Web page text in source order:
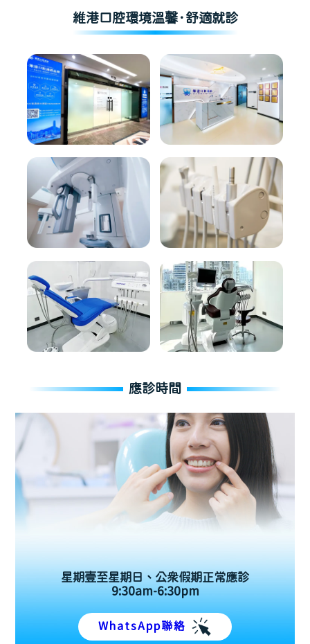
維港口腔環境溫馨·舒適就診
應診時間
星期壹至星期日、公眾假期正常應診
9:30am-6:30pm
WhatsApp聯絡